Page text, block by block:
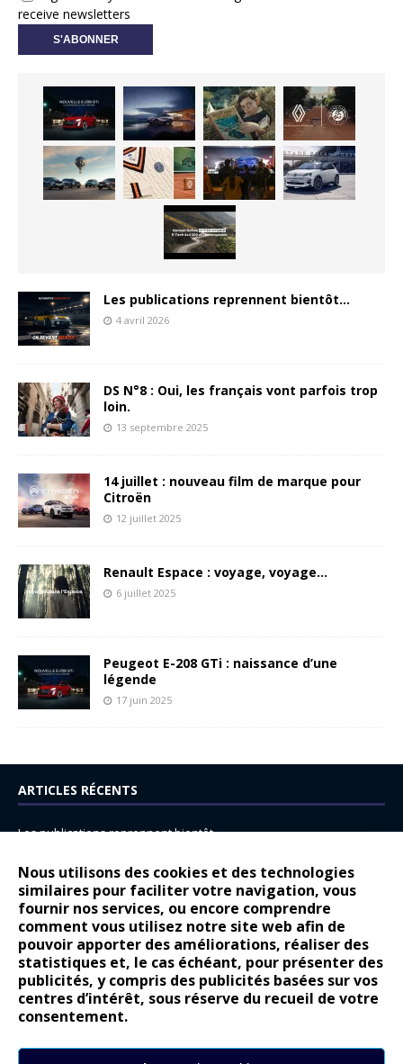
Nous utilisons des cookies et des technologies
similaires pour faciliter votre navigation, vous
fournir nos services, ou encore comprendre
comment vous utilisez notre site web afin de
pouvoir apporter des améliorations, réaliser des
statistiques et, le cas échéant, pour présenter des
publicités, y compris des publicités basées sur vos
centres d’intérêt, sous réserve du recueil de votre
consentement.
receive newsletters
Les publications reprennent bientôt…
4 avril 2026
DS N°8 : Oui, les français vont parfois trop
loin.
13 septembre 2025
14 juillet : nouveau film de marque pour
Citroën
12 juillet 2025
Renault Espace : voyage, voyage…
6 juillet 2025
Peugeot E-208 GTi : naissance d’une
légende
17 juin 2025
ARTICLES RÉCENTS
Les publications reprennent bientôt…
14 juillet : nouveau film de marque pour Citroën
Renault Espace : voyage, voyage…
Peugeot E-208 GTi : naissance d’une légende
COMMENTAIRES RÉCENTS
Bernard Dardartdans
Gilly